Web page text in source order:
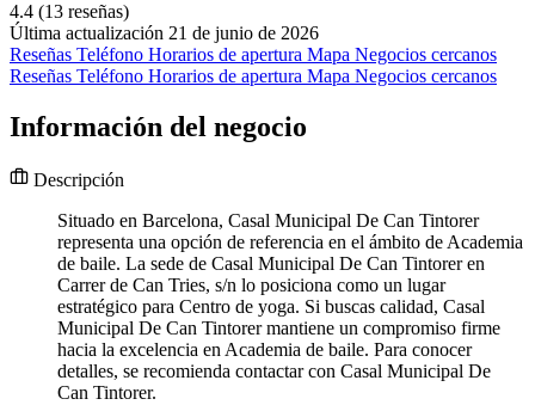
4.4 (13 reseñas)
Última actualización 21 de junio de 2026
Reseñas Teléfono Horarios de apertura Mapa Negocios cercanos
Reseñas Teléfono Horarios de apertura Mapa Negocios cercanos
Información del negocio
Descripción
Situado en Barcelona, Casal Municipal De Can Tintorer
representa una opción de referencia en el ámbito de Academia
de baile. La sede de Casal Municipal De Can Tintorer en
Carrer de Can Tries, s/n lo posiciona como un lugar
estratégico para Centro de yoga. Si buscas calidad, Casal
Municipal De Can Tintorer mantiene un compromiso firme
hacia la excelencia en Academia de baile. Para conocer
detalles, se recomienda contactar con Casal Municipal De
Can Tintorer.